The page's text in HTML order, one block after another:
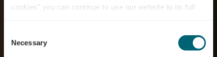
cookies" you can continue to use our website to its full
time.
Selection
Necessary
RentaBike miselerland
- Wäinhaus Ehnen